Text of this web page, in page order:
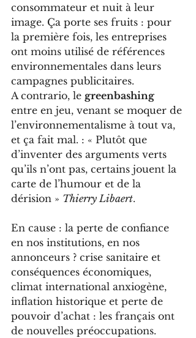
consommateur et nuit à leur
image. Ça porte ses fruits : pour
la première fois, les entreprises
ont moins utilisé de références
environnementales dans leurs
campagnes publicitaires.
A contrario, le greenbashing
entre en jeu, venant se moquer de
l’environnementalisme à tout va,
et ça fait mal. : « Plutôt que
d’inventer des arguments verts
qu’ils n’ont pas, certains jouent la
carte de l’humour et de la
dérision » Thierry Libaert.
En cause : la perte de confiance
en nos institutions, en nos
annonceurs ? crise sanitaire et
conséquences économiques,
climat international anxiogène,
inflation historique et perte de
pouvoir d’achat : les français ont
de nouvelles préoccupations.